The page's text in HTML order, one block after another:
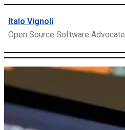
Italo Vignoli
Open Source Software Advocate